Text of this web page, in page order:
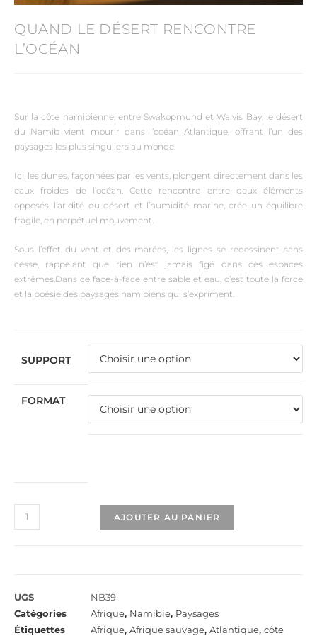
QUAND LE DÉSERT RENCONTRE
L’OCÉAN
Sur la côte namibienne, entre Swakopmund et Walvis Bay, le désert
du Namib vient mourir dans l’océan Atlantique, offrant l’un des
paysages les plus singuliers au monde.
Ici, les dunes, façonnées par les vents, plongent directement dans les
eaux froides de l’océan. Cette rencontre entre deux éléments
opposés, l’aridité du désert et l’humidité marine, crée un équilibre
fragile, en perpétuel mouvement.
Sous l’effet du vent et des marées, les lignes se redessinent sans
cesse, rappelant que rien n’est jamais figé dans ces espaces
extrêmes.Dans ce face-à-face entre sable et eau, c’est toute la force
et la poésie des paysages namibiens qui s’expriment.
SUPPORT
FORMAT
AJOUTER AU PANIER
UGS
NB39
Catégories
Afrique, Namibie, Paysages
Étiquettes
Afrique, Afrique sauvage, Atlantique, côte